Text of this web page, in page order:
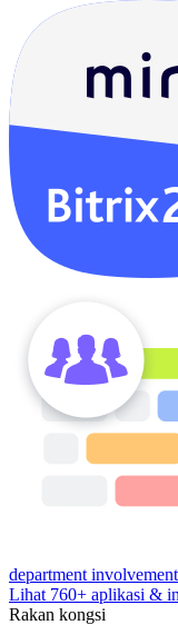
department involvement
Lihat 760+ aplikasi &
Rakan kongsi